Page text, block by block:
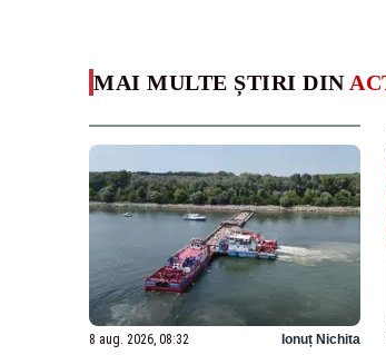
MAI MULTE ȘTIRI DIN
8 aug. 2026, 08:32 Ionuț Nichita